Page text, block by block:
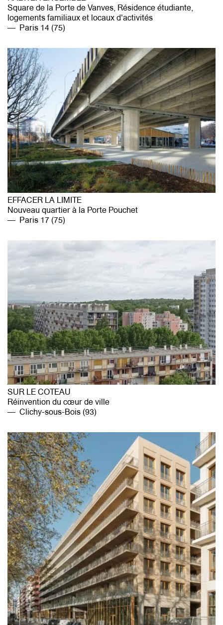
Square de la Porte de Vanves, Résidence étudiante,
logements familiaux et locaux d'activités
Paris 14 (75)
EFFACER LA LIMITE
Nouveau quartier à la Porte Pouchet
Paris 17 (75)
SUR LE COTEAU
Réinvention du cœur de ville
Clichy-sous-Bois (93)